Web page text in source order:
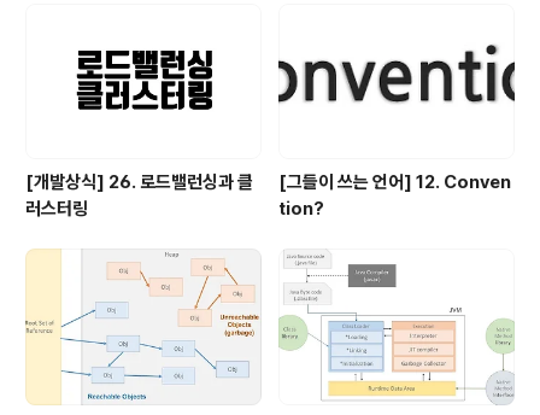
타겟팅을 기준으로 내 나름대로 나눈 것이다.처음에는 김
민희가 타겟팅이었고, 그 다음은..
[개발상식] 26. 로드밸런싱과 클
러스터링
[그들이 쓰는 언어] 12. Conven
tion?